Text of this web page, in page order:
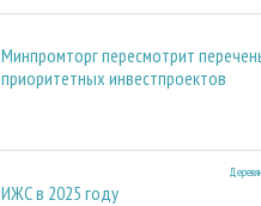
Минпромторг пересмотрит
приоритетных инвестпроектов
ИЖС в 2025 году